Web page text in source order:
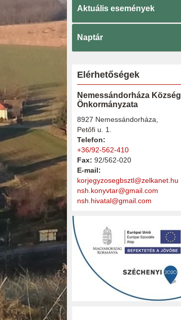
Aktuális események
Naptár
Elérhetőségek
Nemessándorháza Község
Önkormányzata
8927 Nemessándorháza,
Petőfi u. 1.
Telefon:
+36/92-562-410
Fax: 92/562-020
E-mail:
korjegyzosegbsztl@zelkanet.hu
nsh.konyvtar@gmail.com
nsh.hivatal@gmail.com